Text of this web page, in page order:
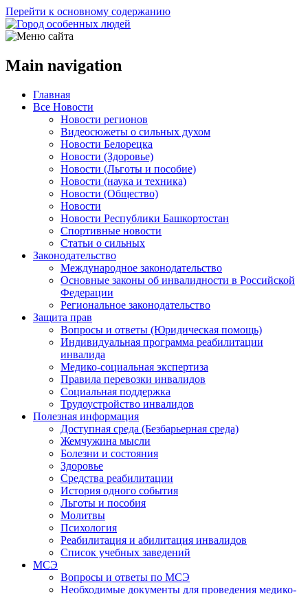
Перейти к основному содержанию
Main navigation
Главная
Все Новости
Новости регионов
Видеосюжеты о сильных духом
Новости Белорецка
Новости (Здоровье)
Новости (Льготы и пособие)
Новости (наука и техника)
Новости (Общество)
Новости
Новости Республики Башкортостан
Спортивные новости
Статьи о сильных
Законодательство
Международное законодательство
Основные законы об инвалидности в Российской
Федерации
Региональное законодательство
Защита прав
Вопросы и ответы (Юридическая помощь)
Индивидуальная программа реабилитации
инвалида
Медико-социальная экспертиза
Правила перевозки инвалидов
Социальная поддержка
Трудоустройство инвалидов
Полезная информация
Доступная среда (Безбарьерная среда)
Жемчужина мысли
Болезни и состояния
Здоровье
Средства реабилитации
История одного события
Льготы и пособия
Молитвы
Психология
Реабилитация и абилитация инвалидов
Список учебных заведений
МСЭ
Вопросы и ответы по МСЭ
Необходимые документы для проведения медико-